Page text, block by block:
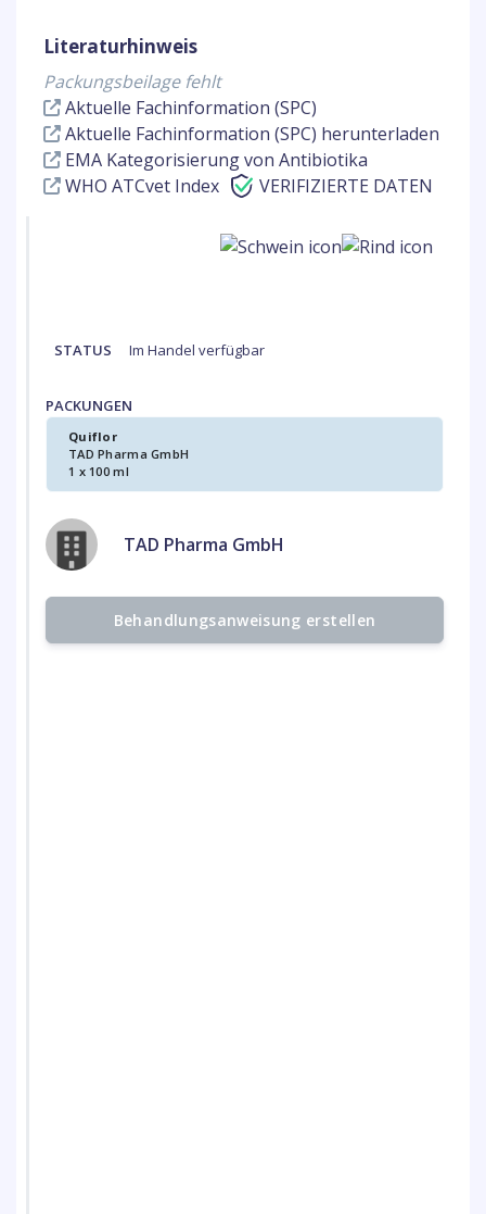
Literaturhinweis
Packungsbeilage fehlt
Aktuelle Fachinformation (SPC)
Aktuelle Fachinformation (SPC) herunterladen
EMA Kategorisierung von Antibiotika
WHO ATCvet Index
VERIFIZIERTE DATEN
STATUS Im Handel verfügbar
PACKUNGEN
Quiflor
TAD Pharma GmbH
1 x 100 ml
TAD Pharma GmbH
Behandlungsanweisung erstellen